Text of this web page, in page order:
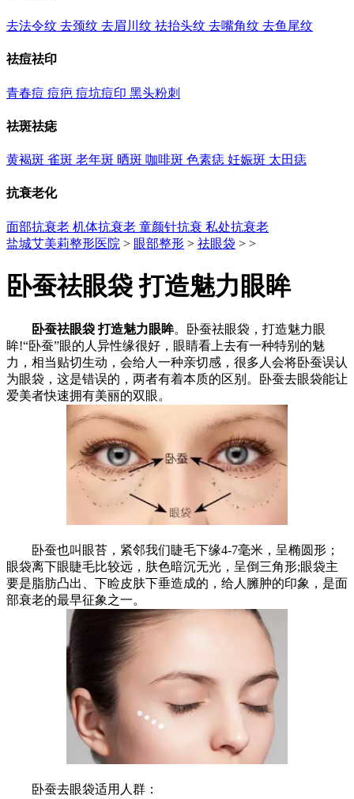
去法令纹 去颈纹 去眉川纹 祛抬头纹 去嘴角纹 去鱼尾纹
祛痘祛印
青春痘 痘疤 痘坑痘印 黑头粉刺
祛斑祛痣
黄褐斑 雀斑 老年斑 晒斑 咖啡斑 色素痣 妊娠斑 太田痣
抗衰老化
面部抗衰老 机体抗衰老 童颜针抗衰 私处抗衰老
盐城艾美莉整形医院 > 眼部整形 > 祛眼袋 > >
卧蚕祛眼袋 打造魅力眼眸
卧蚕祛眼袋 打造魅力眼眸。卧蚕祛眼袋，打造魅力眼
眸!“卧蚕”眼的人异性缘很好，眼睛看上去有一种特别的魅
力，相当贴切生动，会给人一种亲切感，很多人会将卧蚕误认
为眼袋，这是错误的，两者有着本质的区别。卧蚕去眼袋能让
爱美者快速拥有美丽的双眼。
卧蚕也叫眼苔，紧邻我们睫毛下缘4-7毫米，呈椭圆形；
眼袋离下眼睫毛比较远，肤色暗沉无光，呈倒三角形;眼袋主
要是脂肪凸出、下睑皮肤下垂造成的，给人臃肿的印象，是面
部衰老的最早征象之一。
卧蚕去眼袋适用人群：